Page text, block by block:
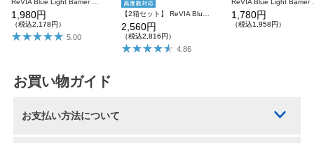
ReVIA Blue Light Barrier 1day 30枚入り レヴィア コンタクトレンズ
1,980円
（税込2,178円）
5.00
【2箱セット】 ReVIA Blue Light Barrier COLOR 1day 10枚入り×2箱 計20枚 レヴィア カラコン
2,560円
（税込2,816円）
4.86
ReVIA Blue
1,780円
（税込1,958円）
お買い物ガイド
お支払い方法について